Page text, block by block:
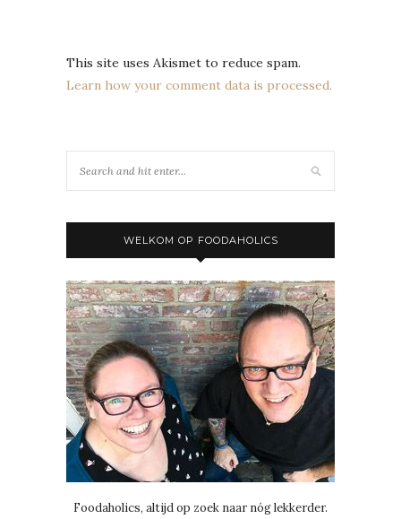
This site uses Akismet to reduce spam.
Learn how your comment data is processed.
WELKOM OP FOODAHOLICS
Foodaholics, altijd op zoek naar nóg lekkerder.